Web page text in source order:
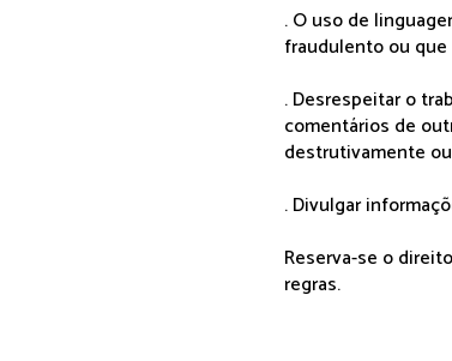
. O uso de
fraudulento ou
. Desrespeitar o
comentários de
destrutivamente
. Divulgar
Reserva-se o
regras.